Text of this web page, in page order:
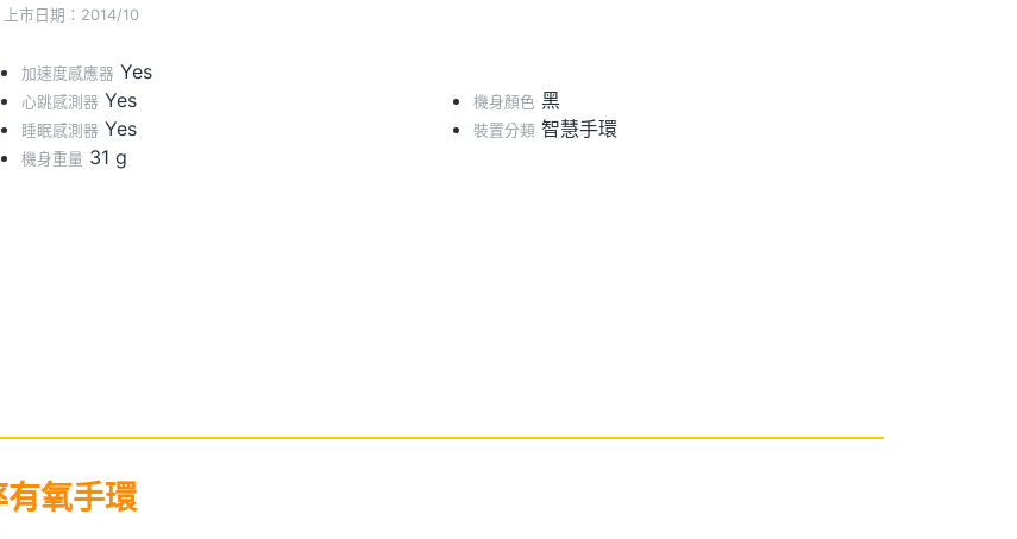
上市日期：2014/10
加速度感應器 Yes
心跳感測器 Yes
睡眠感測器 Yes
機身重量 31 g
機身顏色 黑
裝置分類 智慧手環
氧手環